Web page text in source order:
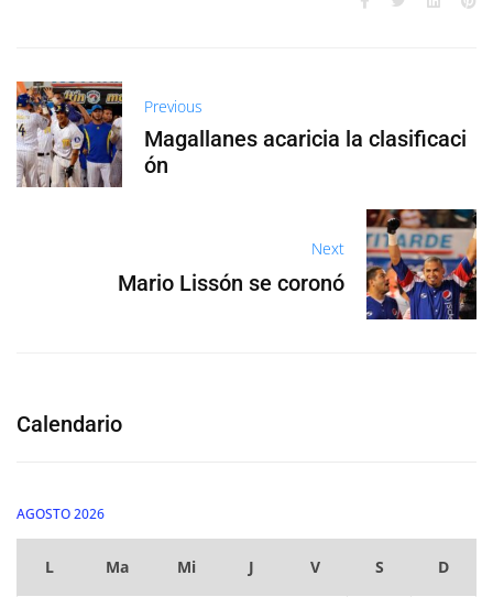
Previous
Magallanes acaricia la clasificaci
ón
Next
Mario Lissón se coronó
Calendario
AGOSTO 2026
L Ma Mi J V S D